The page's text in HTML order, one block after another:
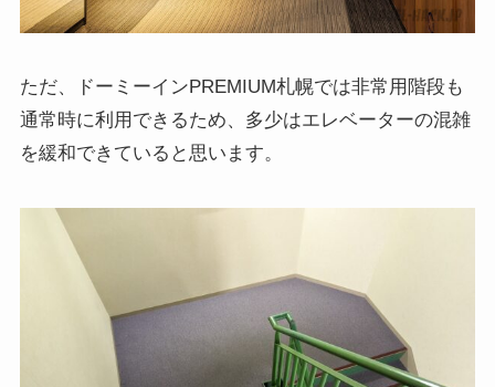
ただ、ドーミーインPREMIUM札幌では非常用階段も
通常時に利用できるため、多少はエレベーターの混雑
を緩和できていると思います。